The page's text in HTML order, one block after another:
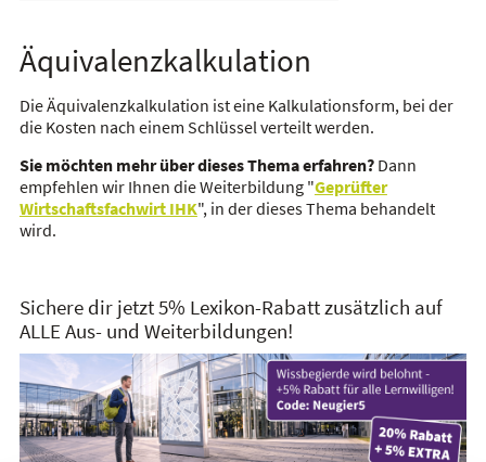
Äquivalenzkalkulation
Die Äquivalenzkalkulation ist eine Kalkulationsform, bei der
die Kosten nach einem Schlüssel verteilt werden.
Sie möchten mehr über dieses Thema erfahren?Dann
empfehlen wir Ihnen die Weiterbildung "Geprüfter
Wirtschaftsfachwirt IHK", in der dieses Thema behandelt
wird.
Sichere dir jetzt 5% Lexikon-Rabatt zusätzlich auf
ALLE Aus- und Weiterbildungen!